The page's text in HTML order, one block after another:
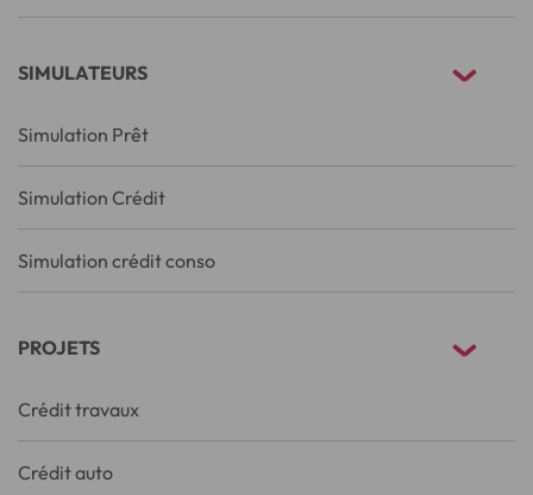
SIMULATEURS
Simulation Prêt
Simulation Crédit
Simulation crédit conso
PROJETS
Crédit travaux
Crédit auto